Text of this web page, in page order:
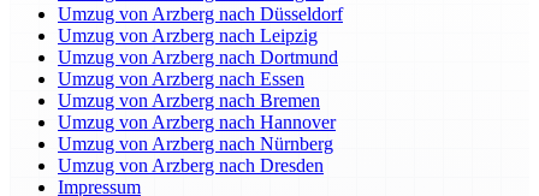
Umzug von Arzberg nach Düsseldorf
Umzug von Arzberg nach Leipzig
Umzug von Arzberg nach Dortmund
Umzug von Arzberg nach Essen
Umzug von Arzberg nach Bremen
Umzug von Arzberg nach Hannover
Umzug von Arzberg nach Nürnberg
Umzug von Arzberg nach Dresden
Impressum